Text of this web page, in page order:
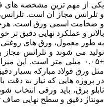
یکی از مهم ترین مشخصه های
و تلرانس مجاز آن است.
و ضخامت اسمی ورق است. هرچه
بالاتر و عملکرد نهایی دقیق تر
تولید می شوند و تلرانس
±۰.۰۵ میلی متر است. این
مثل ورق فولاد مبارکه بسیار
در پروژه هایی که نیاز به دقت
تابلو برق، باید ورقی انتخاب
مونتاژ دقیق و سطح نهایی